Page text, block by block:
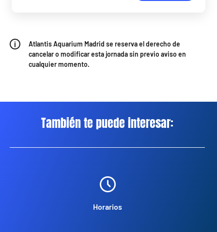
Atlantis Aquarium Madrid se reserva el derecho de
cancelar o modificar esta jornada sin previo aviso en
cualquier momento.
También te puede interesar:
Horarios